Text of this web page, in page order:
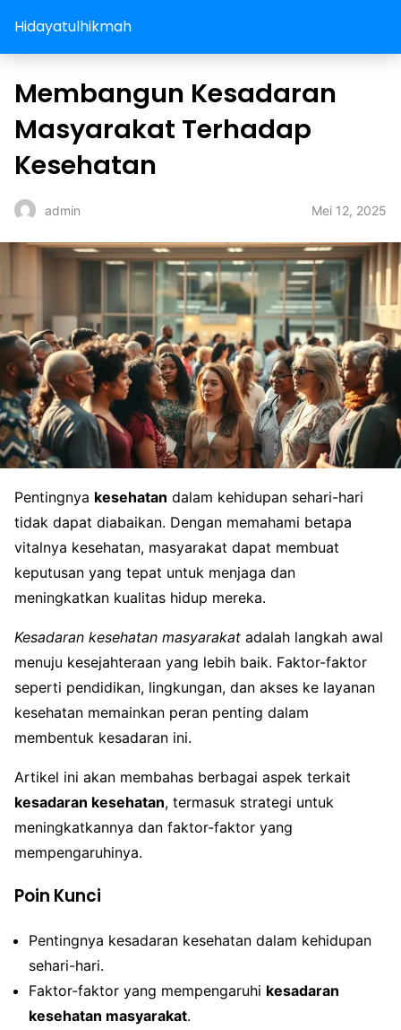
Hidayatulhikmah
Membangun Kesadaran
Masyarakat Terhadap
Kesehatan
admin Mei 12, 2025
Pentingnya kesehatan dalam kehidupan sehari-hari
tidak dapat diabaikan. Dengan memahami betapa
vitalnya kesehatan, masyarakat dapat membuat
keputusan yang tepat untuk menjaga dan
meningkatkan kualitas hidup mereka.
Kesadaran kesehatan masyarakat adalah langkah awal
menuju kesejahteraan yang lebih baik. Faktor-faktor
seperti pendidikan, lingkungan, dan akses ke layanan
kesehatan memainkan peran penting dalam
membentuk kesadaran ini.
Artikel ini akan membahas berbagai aspek terkait
kesadaran kesehatan, termasuk strategi untuk
meningkatkannya dan faktor-faktor yang
mempengaruhinya.
Poin Kunci
Pentingnya kesadaran kesehatan dalam kehidupan
sehari-hari.
Faktor-faktor yang mempengaruhi kesadaran
kesehatan masyarakat.